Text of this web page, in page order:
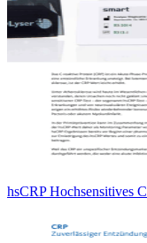
hsCRP Hochsensitives